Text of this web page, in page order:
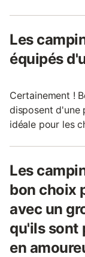
Les
équipés
Certainement !
disposent d'une
idéale pour les
Les
bon choix
avec un
qu'ils sont
en